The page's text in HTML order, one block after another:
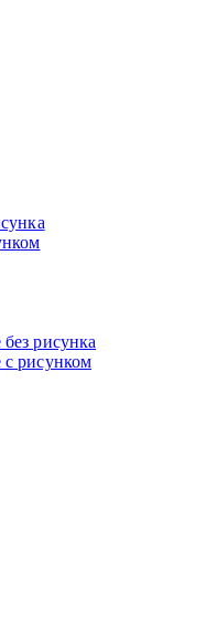
рисунка
рисунком